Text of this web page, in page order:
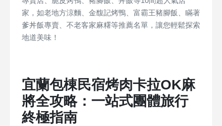
家，如老地方涼麵、金馥記烤鴨、富霸王豬腳飯、瞞著
爹丼飯專賣、不老客家麻糬等推薦名單，讓您輕鬆探索
地道美味！
宜蘭包棟民宿烤肉卡拉OK麻
將全攻略：一站式團體旅行
終極指南